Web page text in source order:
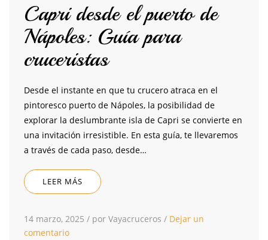
Capri desde el puerto de
Nápoles: Guía para
cruceristas
Desde el instante en que tu crucero atraca en el
pintoresco puerto de Nápoles, la posibilidad de
explorar la deslumbrante isla de Capri se convierte en
una invitación irresistible. En esta guía, te llevaremos
a través de cada paso, desde…
LEER MÁS
14 marzo, 2025 / por Vayacruceros / Dejar un
comentario